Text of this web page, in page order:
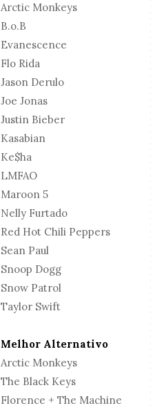
Arctic Monkeys
B.o.B
Evanescence
Flo Rida
Jason Derulo
Joe Jonas
Justin Bieber
Kasabian
Ke$ha
LMFAO
Maroon 5
Nelly Furtado
Red Hot Chili Peppers
Sean Paul
Snoop Dogg
Snow Patrol
Taylor Swift
Melhor Alternativo
Arctic Monkeys
The Black Keys
Florence + The Machine